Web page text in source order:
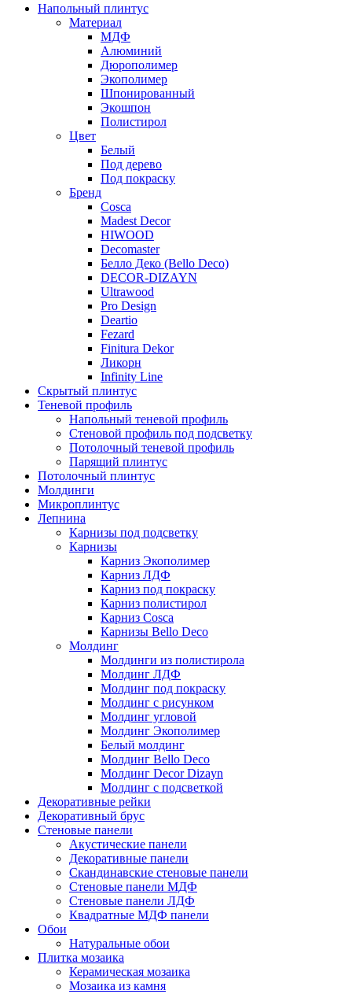
Напольный плинтус
Материал
МДФ
Алюминий
Дюрополимер
Экополимер
Шпонированный
Экошпон
Полистирол
Цвет
Белый
Под дерево
Под покраску
Бренд
Cosca
Madest Decor
HIWOOD
Decomaster
Белло Деко (Bello Deco)
DECOR-DIZAYN
Ultrawood
Pro Design
Deartio
Fezard
Finitura Dekor
Ликорн
Infinity Line
Скрытый плинтус
Теневой профиль
Напольный теневой профиль
Стеновой профиль под подсветку
Потолочный теневой профиль
Парящий плинтус
Потолочный плинтус
Молдинги
Микроплинтус
Лепнина
Карнизы под подсветку
Карнизы
Карниз Экополимер
Карниз ЛДФ
Карниз под покраску
Карниз полистирол
Карниз Cosca
Карнизы Bello Deco
Молдинг
Молдинги из полистирола
Молдинг ЛДФ
Молдинг под покраску
Молдинг с рисунком
Молдинг угловой
Молдинг Экополимер
Белый молдинг
Молдинг Bello Deco
Молдинг Decor Dizayn
Молдинг с подсветкой
Декоративные рейки
Декоративный брус
Стеновые панели
Акустические панели
Декоративные панели
Скандинавские стеновые панели
Стеновые панели МДФ
Стеновые панели ЛДФ
Квадратные МДФ панели
Обои
Натуральные обои
Плитка мозаика
Керамическая мозаика
Мозаика из камня